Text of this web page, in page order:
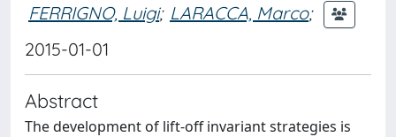
FERRIGNO, Luigi; LARACCA, Marco;
2015-01-01
Abstract
The development of lift-off invariant strategies is